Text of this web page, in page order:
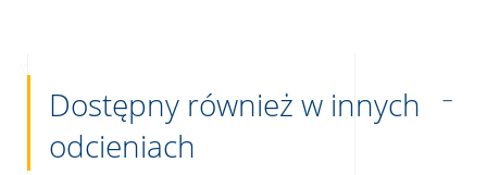
Dostępny również w innych
odcieniach